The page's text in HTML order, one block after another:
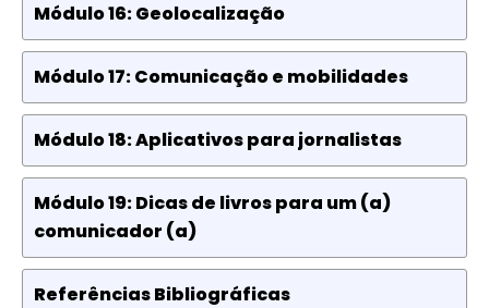
Módulo 16: Geolocalização
Módulo 17: Comunicação e mobilidades
Módulo 18: Aplicativos para jornalistas
Módulo 19: Dicas de livros para um (a)
comunicador (a)
Referências Bibliográficas